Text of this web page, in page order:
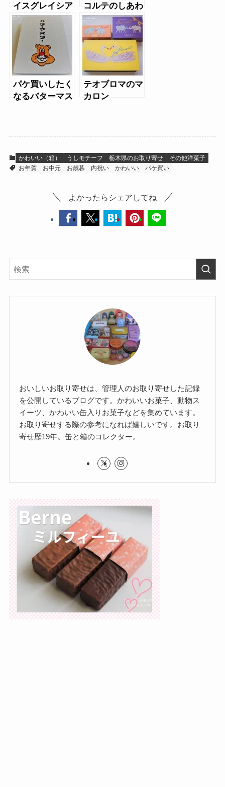
イスグレイシア
コルテのしあわ
せをはこぶ と
りサブレ缶
パケ買いしたく
なるバターマス
テオブロマのマ
カロン
かわいい（箱） うしモチーフ 栃木県のお取り寄せ
その他洋菓子
お年賀
お中元 お歳暮 内祝い かわいい パケ買い
よかったらシェアしてね
おいしいお取り寄せは、管理人のお取り寄せした記録
を公開しているブログです。かわいいお菓子、動物ス
イーツ、かわいい缶入りお菓子などを集めています。
お取り寄せする際の参考になれば嬉しいです。お取り
寄せ歴19年。缶と箱のコレクター。